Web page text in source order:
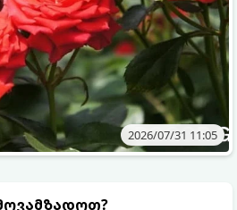
2026/07/31 11:05